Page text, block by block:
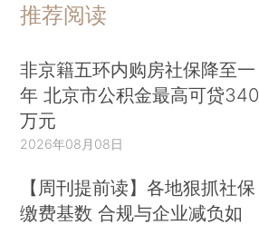
推荐阅读
非京籍五环内购房社保降至一
年 北京市公积金最高可贷340
万元
2026年08月08日
【周刊提前读】各地狠抓社保
缴费基数 合规与企业减负如